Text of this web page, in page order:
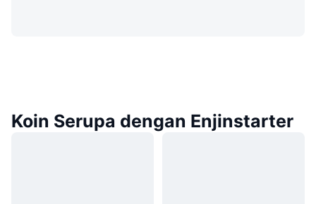
Koin Serupa dengan Enjinstarter